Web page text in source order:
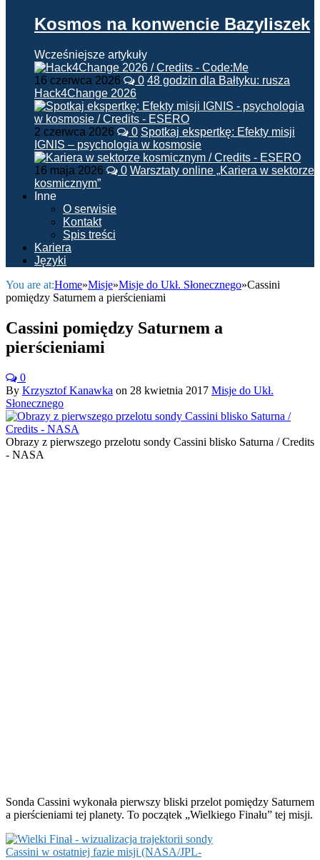
Kosmos na konwencie Bazyliszek
Wcześniejsze artykuły
16 czerwca 2026 0 48 godzin dla Bałtyku: rusza
Hack4Change 2026
2 czerwca 2026 0 Spotkaj ekspertkę: Efekty misji
IGNIS – psychologia w kosmosie
16 maja 2026 0 Warsztaty online „Kariera w sektorze
kosmicznym”
Inne
O serwisie
Kontakt
Spis treści
Kariera
Języki
You are at:Home»Misje»Misje do Ukł. Słonecznego»Cassini
pomiędzy Saturnem a pierścieniami
Cassini pomiędzy Saturnem a
pierścieniami
0
By Krzysztof Kanawka on 28 kwietnia 2017 Misje do Ukł.
Słonecznego
Obrazy z pierwszego przelotu sondy Cassini blisko Saturna / Credits
- NASA
Sonda Cassini wykonała pierwszy bliski przelot pomiędzy Saturnem
a pierścieniami tej planety. To początek „Wielkiego Finału” tej misji.